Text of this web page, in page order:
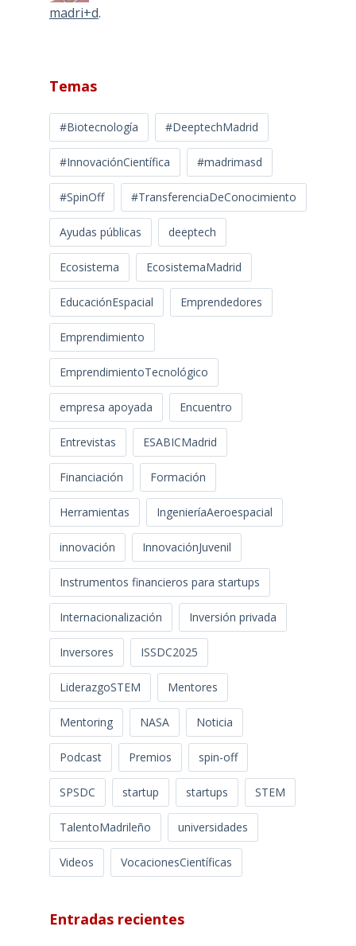
madri+d.
Temas
#Biotecnología #DeeptechMadrid
#InnovaciónCientífica #madrimasd
#SpinOff #TransferenciaDeConocimiento
Ayudas públicas deeptech
Ecosistema EcosistemaMadrid
EducaciónEspacial Emprendedores
Emprendimiento
EmprendimientoTecnológico
empresa apoyada Encuentro
Entrevistas ESABICMadrid
Financiación Formación
Herramientas IngenieríaAeroespacial
innovación InnovaciónJuvenil
Instrumentos financieros para startups
Internacionalización Inversión privada
Inversores ISSDC2025
LiderazgoSTEM Mentores
Mentoring NASA Noticia
Podcast Premios spin-off
SPSDC startup startups STEM
TalentoMadrileño universidades
Videos VocacionesCientíficas
Entradas recientes